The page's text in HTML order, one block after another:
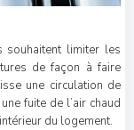
souhaitent limiter les
de façon à faire
une circulation de
fuite de l’air chaud
du logement.